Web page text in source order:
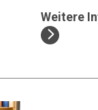
Weitere